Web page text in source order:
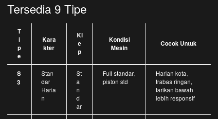
Tersedia 9 Tipe
T
i
p
e
Kara
kter
Kl
e
p
Kondisi
Mesin
Cocok Untuk
S
3
Stan
dar
Haria
n
St
a
n
d
ar
Full standar,
piston std
Harian kota,
trabas ringan,
tarikan bawah
lebih responsif